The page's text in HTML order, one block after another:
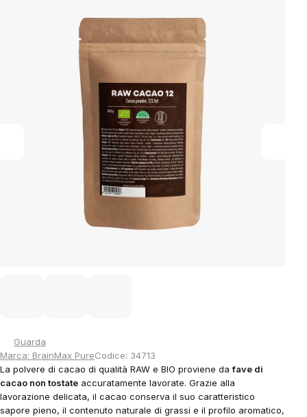
Guarda
Marca: BrainMax PureCodice: 34713
La polvere di cacao di qualità RAW e BIO proviene dafave di
cacao non tostate accuratamente lavorate. Grazie alla
lavorazione delicata, il cacao conserva il suo caratteristico
sapore pieno, il contenuto naturale di grassi e il profilo aromatico,